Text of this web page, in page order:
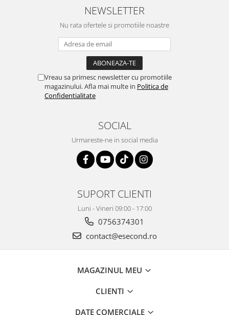
PC, Periferice & Software
Componente PC
Desktop PC & Monitoare
Imprimante, Scanere &
Periferice PC
Retelistica & Supraveghere
Servere, Componente & UPS
Sport & Activitati in aer liber
Accesorii antrenament
Sporturi de interior
TV, Audio & Foto
NEWSLETTER
Nu rata ofertele si promotiile noastre
Vreau sa primesc newsletter cu promotiile
magazinului. Afla mai multe in Politica de
Confidentialitate
SOCIAL
Urmareste-ne in social media
SUPORT CLIENTI
Luni - Vineri 09:00 - 17:00
0756374301
contact@esecond.ro
MAGAZINUL MEU
CLIENTI
DATE COMERCIALE